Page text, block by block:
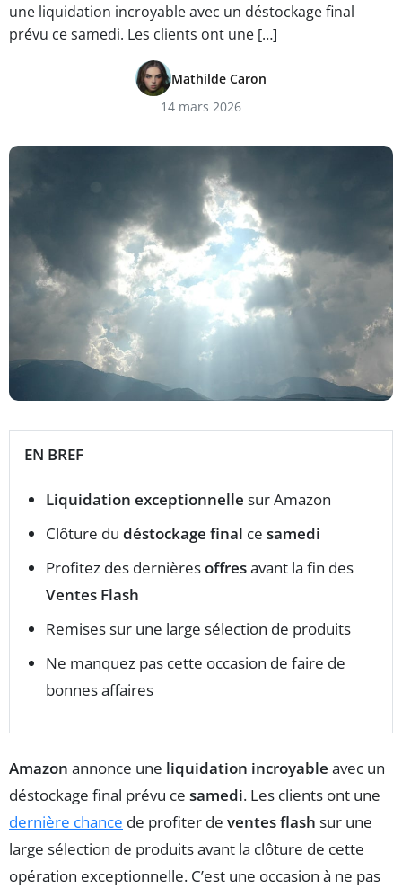
une liquidation incroyable avec un déstockage final
prévu ce samedi. Les clients ont une […]
Mathilde Caron
14 mars 2026
EN BREF
Liquidation exceptionnelle sur Amazon
Clôture du déstockage final ce samedi
Profitez des dernièresoffresavant la fin des
Ventes Flash
Remises sur une large sélection de produits
Ne manquez pas cette occasion de faire de
bonnes affaires
Amazon annonce une liquidation incroyable avec un
déstockage final prévu ce samedi. Les clients ont une
dernière chance de profiter de ventes flash sur une
large sélection de produits avant la clôture de cette
opération exceptionnelle. C’est une occasion à ne pas